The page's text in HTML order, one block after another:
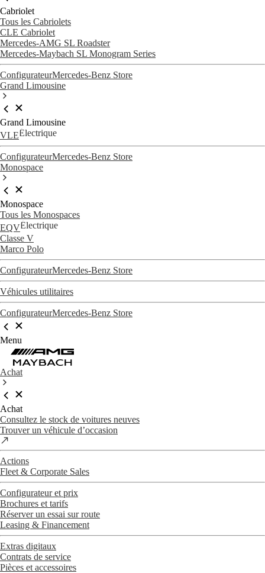
Cabriolet
Tous les Cabriolets
CLE Cabriolet
Mercedes-AMG SL Roadster
Mercedes-Maybach SL Monogram Series
ConfigurateurMercedes-Benz Store
Grand Limousine
Grand Limousine
VLEÉlectrique
ConfigurateurMercedes-Benz Store
Monospace
Monospace
Tous les Monospaces
EQVÉlectrique
Classe V
Marco Polo
ConfigurateurMercedes-Benz Store
Véhicules utilitaires
ConfigurateurMercedes-Benz Store
Menu
Achat
Achat
Consultez le stock de voitures neuves
Trouver un véhicule d’occasion
Actions
Fleet & Corporate Sales
Configurateur et prix
Brochures et tarifs
Réserver un essai sur route
Leasing & Financement
Extras digitaux
Contrats de service
Pièces et accessoires